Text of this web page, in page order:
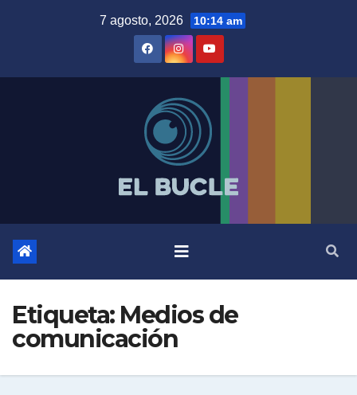
7 agosto, 2026 10:14 am
Etiqueta: Medios de
comunicación